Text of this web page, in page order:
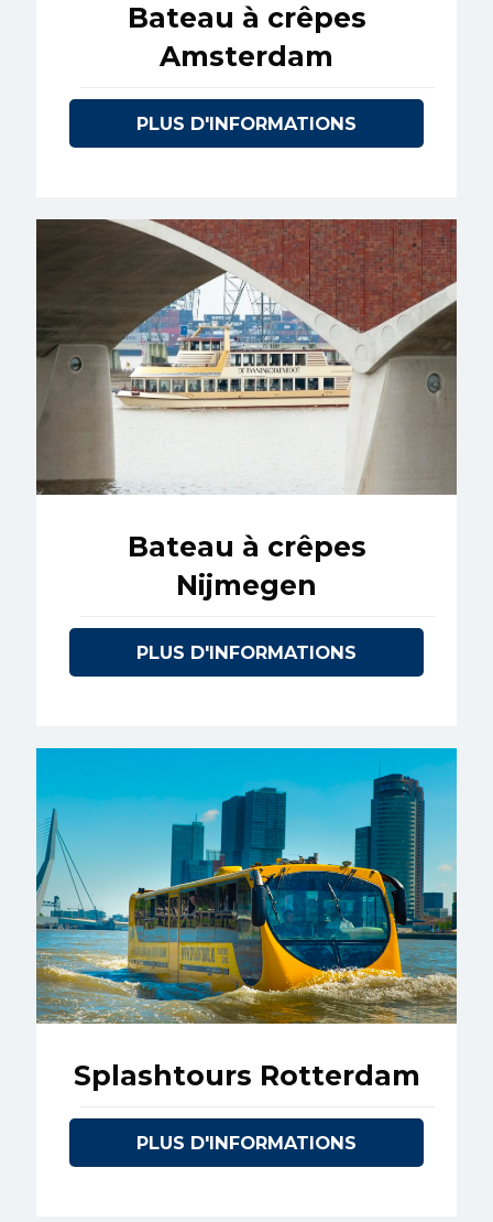
Bateau à crêpes
Amsterdam
PLUS D'INFORMATIONS
Bateau à crêpes
Nijmegen
PLUS D'INFORMATIONS
Splashtours Rotterdam
PLUS D'INFORMATIONS